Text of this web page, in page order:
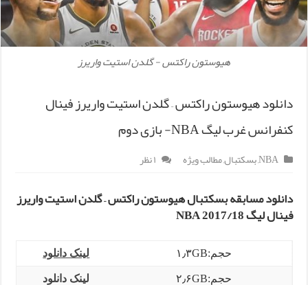
هیوستون راکتس - گلدن استیت واریرز
دانلود هیوستون راکتس – گلدن استیت واریرز فینال
کنفرانس غرب لیگ NBA- بازی دوم
NBA
,بسکتبال,مطالب ویژه ۱ نظر
دانلود مسابقه بسکتبال هیوستون راکتس – گلدن استیت واریرز
فینال لیگ NBA 2017/18
حجم:۱٫۳GB لینک دانلود
حجم:۲٫۶GB لینک دانلود